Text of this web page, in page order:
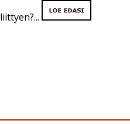
liittyen?...